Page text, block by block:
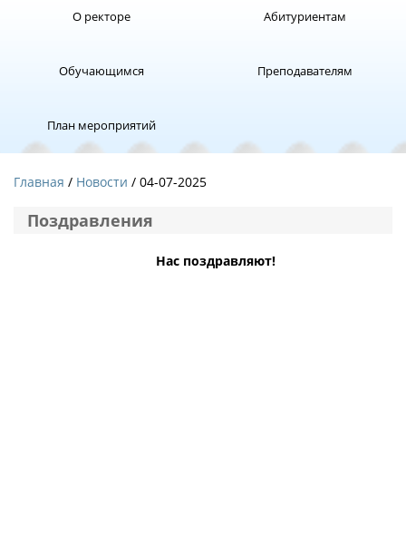
О ректоре Абитуриентам
Обучающимся Преподавателям
План мероприятий
Главная Новости / 04-07-2025
Поздравления
Нас поздравляют!